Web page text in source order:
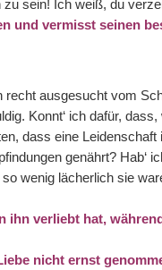
sein! Ich weiß, du
und vermisst seinen
recht ausgesucht vom
Konnt‘ ich dafür,
dass eine
genährt? Hab‘
wenig lächerlich sie
ihn verliebt hat,
nicht ernst